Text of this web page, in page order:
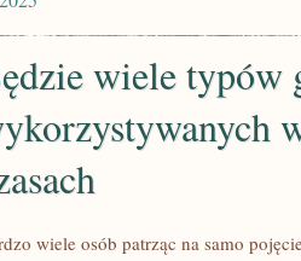
wiele typów
wiele osób patrząc na samo